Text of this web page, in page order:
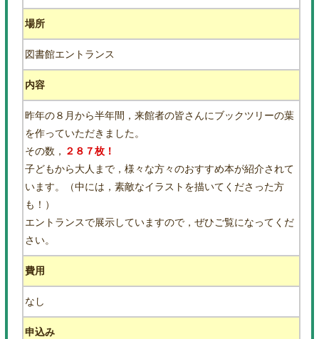
場所
図書館エントランス
内容
昨年の８月から半年間，来館者の皆さんにブックツリーの葉
を作っていただきました。
その数， ２８７枚！
子どもから大人まで，様々な方々のおすすめ本が紹介されて
います。（中には，素敵なイラストを描いてくださった方
も！）
エントランスで展示していますので，ぜひご覧になってくだ
さい。
費用
なし
申込み